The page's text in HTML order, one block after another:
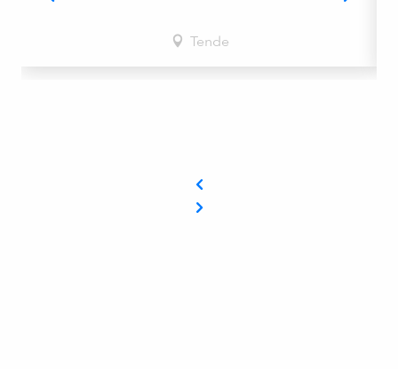
Tende